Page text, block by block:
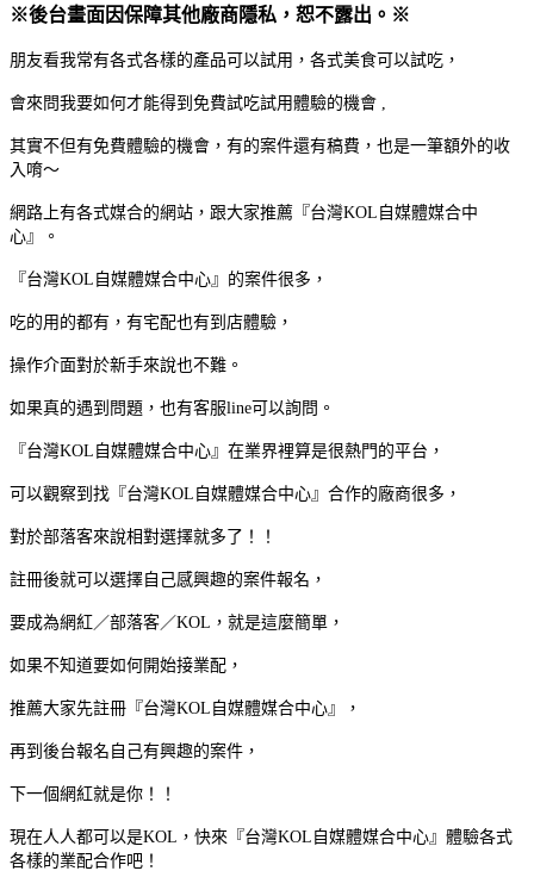
※後台畫面因保障其他廠商隱私，恕不露出。※
朋友看我常有各式各樣的產品可以試用，各式美食可以試吃，
會來問我要如何才能得到免費試吃試用體驗的機會 ,
其實不但有免費體驗的機會，有的案件還有稿費，也是一筆額外的收
入唷～
網路上有各式媒合的網站，跟大家推薦『台灣KOL自媒體媒合中
心』。
『台灣KOL自媒體媒合中心』的案件很多，
吃的用的都有，有宅配也有到店體驗，
操作介面對於新手來說也不難。
如果真的遇到問題，也有客服line可以詢問。
『台灣KOL自媒體媒合中心』在業界裡算是很熱門的平台，
可以觀察到找『台灣KOL自媒體媒合中心』合作的廠商很多，
對於部落客來說相對選擇就多了！！
註冊後就可以選擇自己感興趣的案件報名，
要成為網紅／部落客／KOL，就是這麼簡單，
如果不知道要如何開始接業配，
推薦大家先註冊『台灣KOL自媒體媒合中心』，
再到後台報名自己有興趣的案件，
下一個網紅就是你！！
現在人人都可以是KOL，快來『台灣KOL自媒體媒合中心』體驗各式
各樣的業配合作吧！